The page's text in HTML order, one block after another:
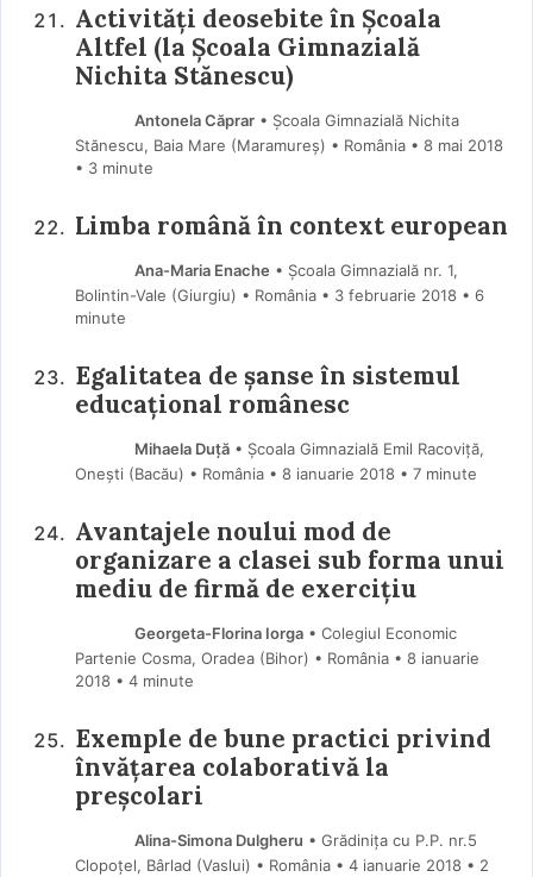
Activităţi deosebite în Şcoala
Altfel (la Școala Gimnazială
Nichita Stănescu)
Antonela Căprar• Școala Gimnazială Nichita
Stănescu, Baia Mare (Maramureş) • România
8 mai 2018
• 3 minute
Limba română în context european
Ana-Maria Enache • Școala Gimnazială nr. 1,
Bolintin-Vale (Giurgiu) • România
3 februarie 2018 • 6
minute
Egalitatea de șanse în sistemul
educațional românesc
Mihaela Duţă• Şcoala Gimnazială Emil Racoviţă,
Oneşti (Bacău) • România
8 ianuarie 2018 • 7 minute
Avantajele noului mod de
organizare a clasei sub forma unui
mediu de firmă de exerciţiu
Georgeta-Florina Iorga• Colegiul Economic
Partenie Cosma, Oradea (Bihor) • România
8 ianuarie
2018 • 4 minute
Exemple de bune practici privind
învățarea colaborativă la
preșcolari
Alina-Simona Dulgheru • Grădiniţa cu P.P. nr.5
Clopoțel, Bârlad (Vaslui) • România
4 ianuarie 2018 • 2